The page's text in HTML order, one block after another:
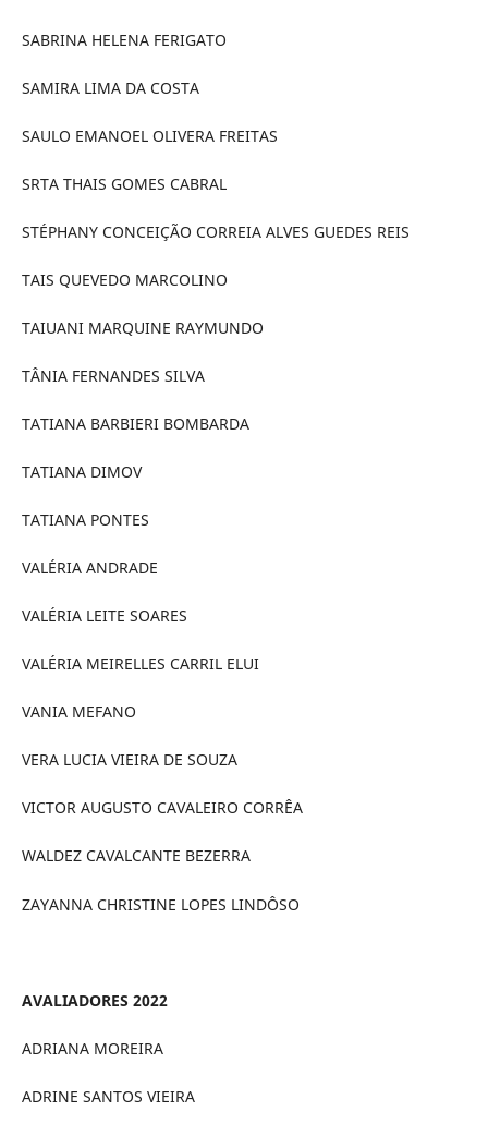
SABRINA HELENA FERIGATO
SAMIRA LIMA DA COSTA
SAULO EMANOEL OLIVERA FREITAS
SRTA THAIS GOMES CABRAL
STÉPHANY CONCEIÇÃO CORREIA ALVES GUEDES REIS
TAIS QUEVEDO MARCOLINO
TAIUANI MARQUINE RAYMUNDO
TÂNIA FERNANDES SILVA
TATIANA BARBIERI BOMBARDA
TATIANA DIMOV
TATIANA PONTES
VALÉRIA ANDRADE
VALÉRIA LEITE SOARES
VALÉRIA MEIRELLES CARRIL ELUI
VANIA MEFANO
VERA LUCIA VIEIRA DE SOUZA
VICTOR AUGUSTO CAVALEIRO CORRÊA
WALDEZ CAVALCANTE BEZERRA
ZAYANNA CHRISTINE LOPES LINDÔSO
AVALIADORES 2022
ADRIANA MOREIRA
ADRINE SANTOS VIEIRA